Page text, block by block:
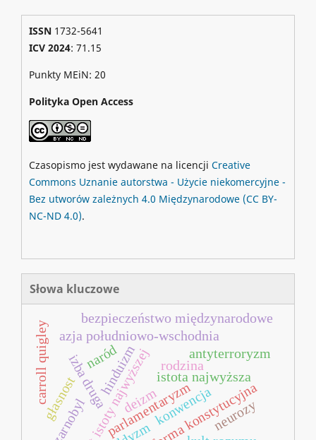
ISSN1732-5641
ICV 2024: 71.15
Punkty MEiN: 20
Polityka Open Access
Czasopismo jest wydawane na licencji Creative
Commons Uznanie autorstwa - Użycie niekomercyjne -
Bez utworów zależnych 4.0 Międzynarodowe (CC BY-
NC-ND 4.0).
Słowa kluczowe
rodzina
reforma konstytucyjna
istota najwyższa
kult istoty najwyższej
izba drugaparlamentaryzm
azja południowo-wschodnia
hinduizm antyterroryzm
bezpieczeństwo międzynarodowe
czarnobyl konwencja
deizm
głasnost neurozy
carroll quigley naród